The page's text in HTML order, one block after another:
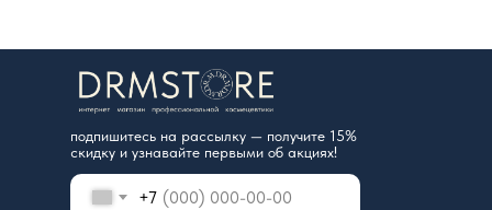
+7
подпишитесь на рассылку — получите 15%
скидку и узнавайте первыми об акциях!